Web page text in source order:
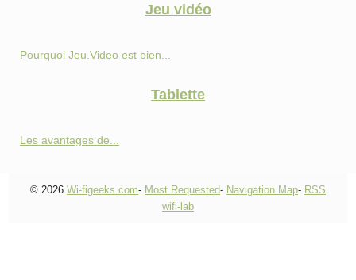
Jeu vidéo
Pourquoi Jeu.Video est bien...
Tablette
Les avantages de...
© 2026 Wi-figeeks.com- Most Requested- Navigation Map- RSS
wifi-lab